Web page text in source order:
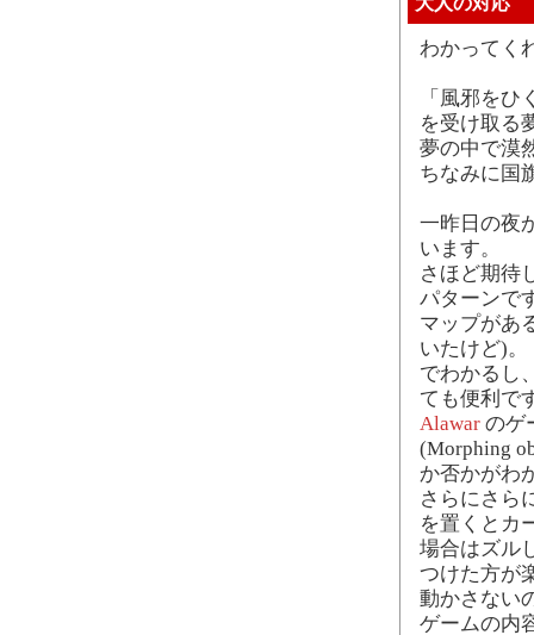
わかってく
「風邪を
を受け取る
夢の中で漠
ちなみに国
一昨日の夜
います。
さほど期待
パターンで
マップがあ
いたけど)
でわかるし
ても便利で
Alawar のゲ
(Morphing
か否かがわ
さらにさら
を置くとカ
場合はズル
つけた方が
動かさない
ゲームの内